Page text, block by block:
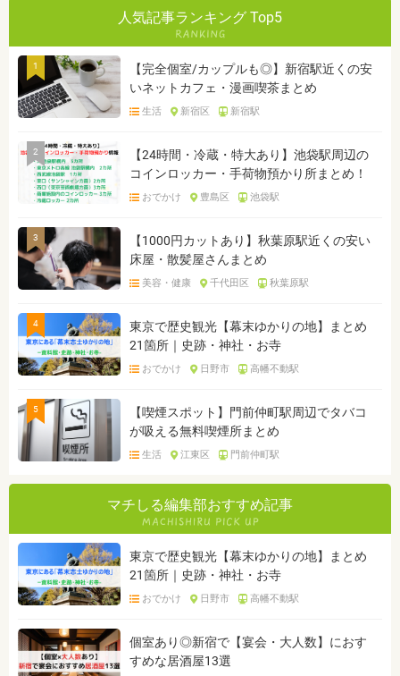
人気記事ランキング Top5
1
【完全個室/カップルも◎】新宿駅近くの安
いネットカフェ・漫画喫茶まとめ
生活 新宿区 新宿駅
2
【24時間・冷蔵・特大あり】池袋駅周辺の
コインロッカー・手荷物預かり所まとめ！
おでかけ 豊島区 池袋駅
3
【1000円カットあり】秋葉原駅近くの安い
床屋・散髪屋さんまとめ
美容・健康 千代田区 秋葉原駅
4
東京で歴史観光【幕末ゆかりの地】まとめ
21箇所｜史跡・神社・お寺
おでかけ 日野市 高幡不動駅
5
【喫煙スポット】門前仲町駅周辺でタバコ
が吸える無料喫煙所まとめ
生活 江東区 門前仲町駅
マチしる編集部おすすめ記事
東京で歴史観光【幕末ゆかりの地】まとめ
21箇所｜史跡・神社・お寺
おでかけ 日野市 高幡不動駅
個室あり◎新宿で【宴会・大人数】におす
すめな居酒屋13選